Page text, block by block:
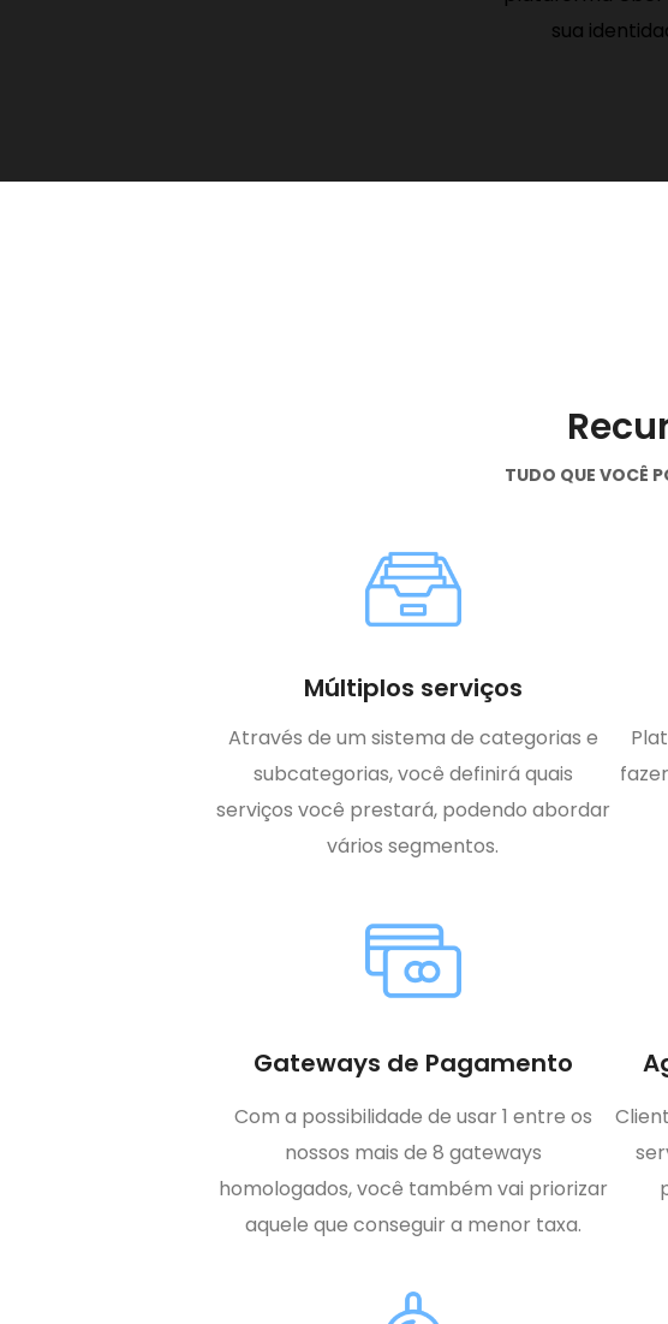
sua
TUDO QUE VOCÊ
Múltiplos serviços
Através de um sistema de categorias e
subcategorias, você definirá quais
serviços você prestará, podendo abordar
vários segmentos.
Gateways de Pagamento
Com a possibilidade de usar 1 entre os
nossos mais de 8 gateways
homologados, você também vai priorizar
aquele que conseguir a menor taxa.